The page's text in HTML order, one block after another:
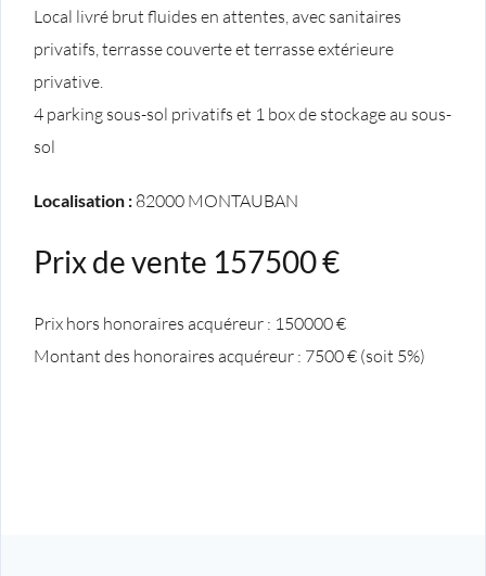
Local livré brut fluides en attentes, avec sanitaires
privatifs, terrasse couverte et terrasse extérieure
privative.
4 parking sous-sol privatifs et 1 box de stockage au sous-
sol
Localisation : 82000 MONTAUBAN
Prix de vente 157500 €
Prix hors honoraires acquéreur : 150000 €
Montant des honoraires acquéreur : 7500 € (soit 5%)